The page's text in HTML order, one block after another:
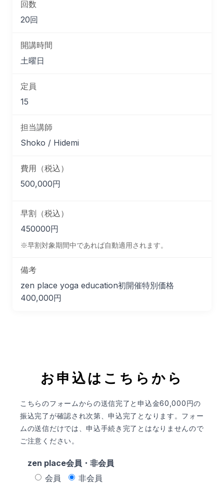
回数
20回
開講時間
土曜日
定員
15
担当講師
Shoko / Hidemi
費用（税込）
500,000円
早割（税込）
450000円
※早割対象期間中であれば自動適用されます。
備考
zen place yoga education初開催特別価格
400,000円
お申込はこちらから
こちらのフォームからの送信完了と申込金60,000円の
振込完了が確認され次第、申込完了となります。フォー
ムの送信だけでは、申込手続き完了とはなりませんので
ご注意ください。
zen place会員・非会員
会員
非会員